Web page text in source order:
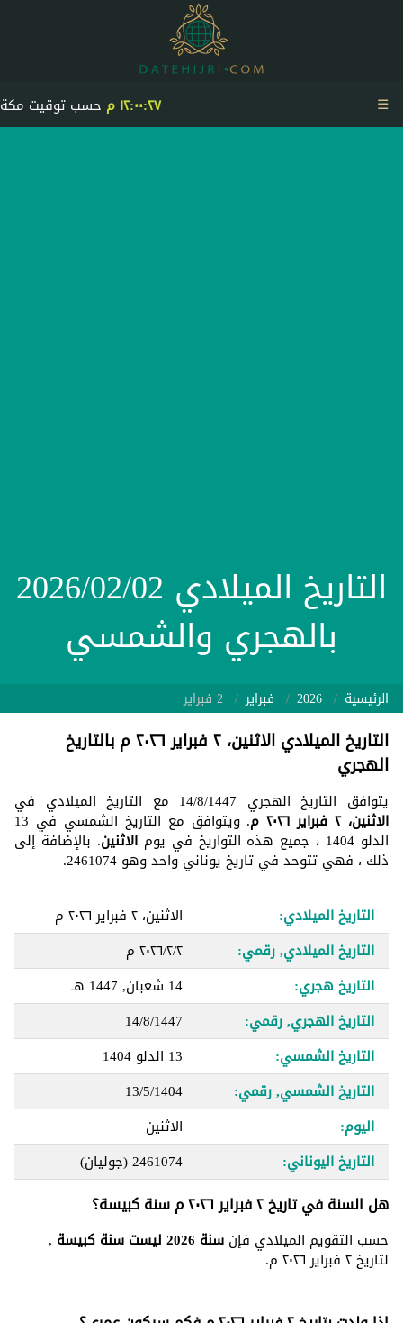
١٢:٠٠:٢٧ م حسب توقيت مكة ☰
التاريخ الميلادي 2026/02/02
بالهجري والشمسي
الرئيسية 2026 فبراير 2 فبراير
التاريخ الميلادي الاثنين، ٢ فبراير ٢٠٢٦ م بالتاريخ
الهجري
يتوافق التاريخ الهجري 14/8/1447 مع التاريخ الميلادي في
الاثنين، ٢ فبراير ٢٠٢٦ م . ويتوافق مع التاريخ الشمسي في 13
الدلو 1404 ، جميع هذه التواريخ في يوم الاثنين. بالإضافة إلى
ذلك ، فهي تتوحد في تاريخ يوناني واحد وهو 2461074.
التاريخ الميلادي:
الاثنين، ٢ فبراير ٢٠٢٦ م
التاريخ الميلادي, رقمي:
٢‏/٢‏/٢٠٢٦ م
التاريخ هجري:
14 شعبان, 1447 هـ
التاريخ الهجري, رقمي:
14/8/1447
التاريخ الشمسي:
13 الدلو 1404
التاريخ الشمسي, رقمي:
13/5/1404
اليوم:
الاثنين
التاريخ اليوناني:
2461074(جوليان)
هل السنة في تاريخ ٢ فبراير ٢٠٢٦ م سنة كبيسة؟
حسب التقويم الميلادي فإن سنة 2026 ليست سنة كبيسة ,
لتاريخ ٢ فبراير ٢٠٢٦ م.